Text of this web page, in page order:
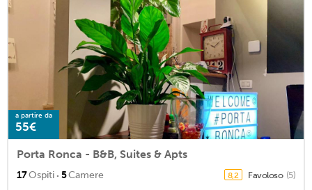
a partire da
55€
Porta Ronca - B&B, Suites & Apts
17Ospiti · 5Camere 8,2 Favoloso (5)